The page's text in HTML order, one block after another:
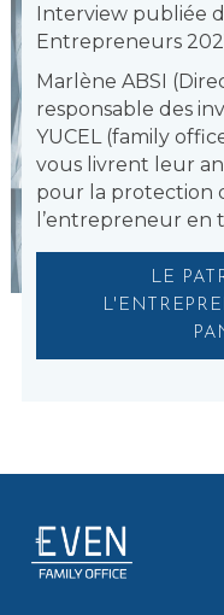
Interview publiée
Entrepreneurs
Marlène ABSI
responsable des
YUCEL (family
vous livrent leur
pour la protection
l’entrepreneur en
LE